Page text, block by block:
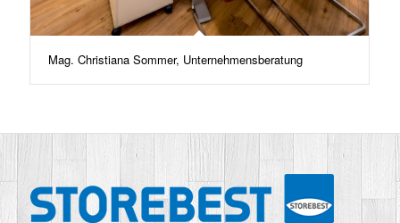
Mag. Christiana Sommer, Unternehmensberatung